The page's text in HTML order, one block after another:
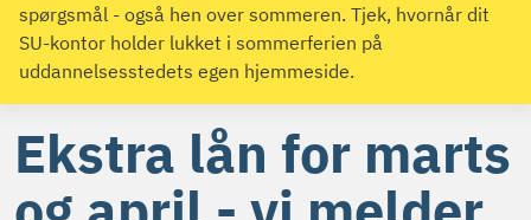
spørgsmål - også hen over sommeren. Tjek, hvornår dit
SU-kontor holder lukket i sommerferien på
uddannelsesstedets egen hjemmeside.
Ekstra lån for marts